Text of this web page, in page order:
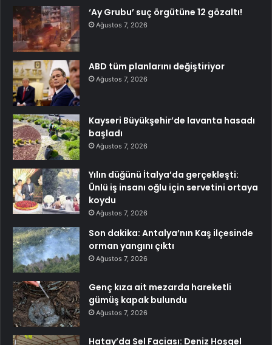
‘Ay Grubu’ suç örgütüne 12 gözaltı!
Ağustos 7, 2026
ABD tüm planlarını değiştiriyor
Ağustos 7, 2026
Kayseri Büyükşehir’de lavanta hasadı
başladı
Ağustos 7, 2026
Yılın düğünü İtalya’da gerçekleşti:
Ünlü iş insanı oğlu için servetini ortaya
koydu
Ağustos 7, 2026
Son dakika: Antalya’nın Kaş ilçesinde
orman yangını çıktı
Ağustos 7, 2026
Genç kıza ait mezarda hareketli
gümüş kapak bulundu
Ağustos 7, 2026
Hatay’da Sel Faciası: Deniz Hoşgel